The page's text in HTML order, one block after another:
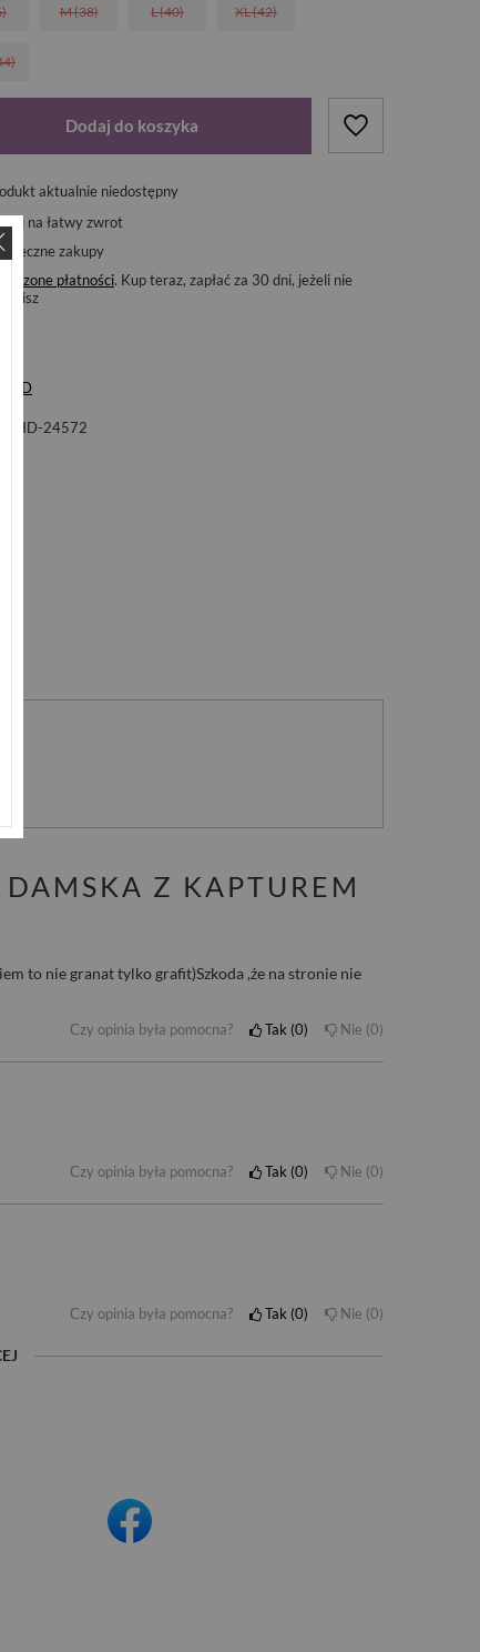
M (38) L (40) XL (42)
Dodaj do koszyka
aktualnie niedostępny
dni na łatwy zwrot
zakupy
płatności. Kup teraz, zapłać za 30 dni, jeżeli nie
LHD
LHD-24572
Z KAPTUREM
to nie granat tylko grafit)Szkoda ,że na stronie nie
Czy opinia była pomocna? Tak 0 Nie 0
Czy opinia była pomocna? Tak 0 Nie 0
Czy opinia była pomocna? Tak 0 Nie 0